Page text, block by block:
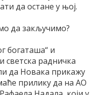
да остане у њој.
да закључимо?
богаташа“ и
светска радничка
да Новака прикажу
прилику да на АО